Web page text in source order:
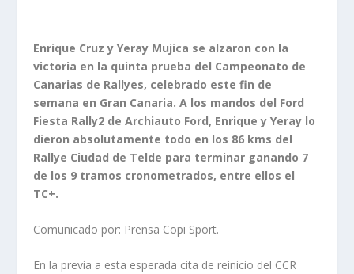
Enrique Cruz y Yeray Mujica se alzaron con la
victoria en la quinta prueba del Campeonato de
Canarias de Rallyes, celebrado este fin de
semana en Gran Canaria. A los mandos del Ford
Fiesta Rally2 de Archiauto Ford, Enrique y Yeray lo
dieron absolutamente todo en los 86 kms del
Rallye Ciudad de Telde para terminar ganando 7
de los 9 tramos cronometrados, entre ellos el
TC+.
Comunicado por: Prensa Copi Sport.
En la previa a esta esperada cita de reinicio del CCR